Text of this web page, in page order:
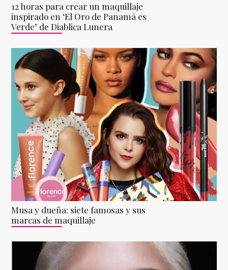
12 horas para crear un maquillaje
inspirado en ‘El Oro de Panamá es
Verde’ de Diablica Lunera
Musa y dueña: siete famosas y sus
marcas de maquillaje